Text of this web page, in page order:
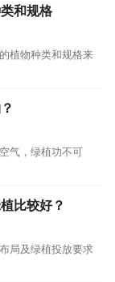
和规格
植物种类和规格来
气，绿植功不可
比较好？
局及绿植投放要求